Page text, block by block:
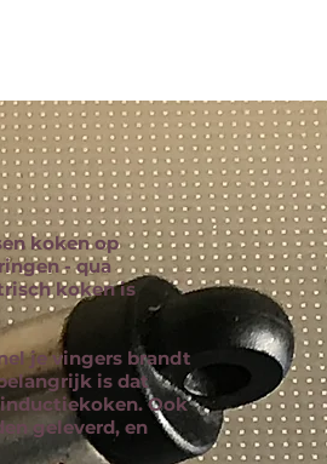
koken op
- qua
koken is
je vingers brandt
is dat
Ook
geleverd, en